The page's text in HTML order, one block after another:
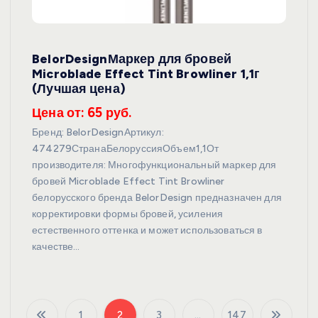
BelorDesignМаркер для бровей
Microblade Effect Tint Browliner 1,1г
(Лучшая цена)
Цена от: 65 руб.
Бренд: BelorDesignАртикул:
474279СтранаБелоруссияОбъем1,1От
производителя: Многофункциональный маркер для
бровей Microblade Effect Tint Browliner
белорусского бренда BelorDesign предназначен для
корректировки формы бровей, усиления
естественного оттенка и может использоваться в
качестве…
1 2 3 … 147